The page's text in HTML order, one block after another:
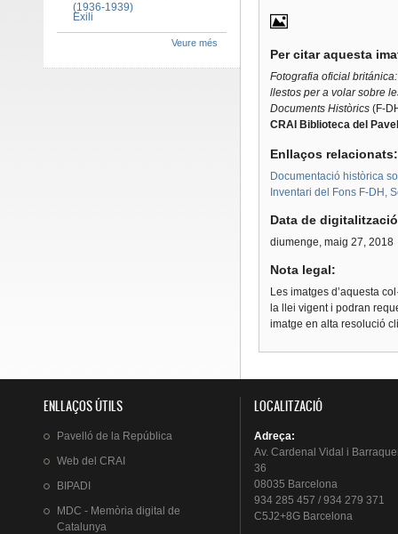
Per citar aquesta
Fotografia oficial
llestos per a volar sobre
Documents Històrics(F-
CRAI Biblioteca del
Enllaços
Documentació històrica
Inventari del Fons F-DH,
Data de
diumenge, maig 27, 2018
Nota legal:
Les imatges d’aquesta
la llei vigent i podran
imatge en alta resolució
(1936-1939)
Exili
Veure més
ENLLAÇOS ÚTILS
Pavelló de la República
Web del CRAI
BIPADI
MDC - Memòria digital de
Catalunya
LOCALITZACIÓ
Adreça:
Av. Cardenal Vidal i
36
08035 Barcelona
934 285 457 / 934 279 371
C5J2+8G Barcelona